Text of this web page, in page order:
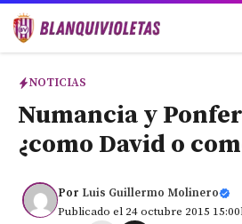
Saltar
NOTICIAS
Numancia y
¿como David o
Por Luis Guillermo Molinero
Publicado el 24 octubre 2015